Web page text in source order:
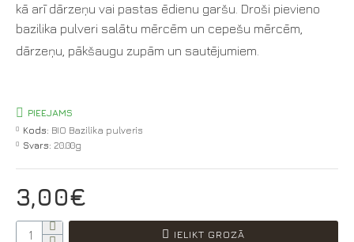
kā arī dārzeņu vai pastas ēdienu garšu. Droši pievieno
bazilika pulveri salātu mērcēm un cepešu mērcēm,
dārzeņu, pākšaugu zupām un sautējumiem.
3,00€
PIEEJAMS
Kods: BIO Bazilika pulveris
Svars: 20.00g
IELIKT GROZĀ